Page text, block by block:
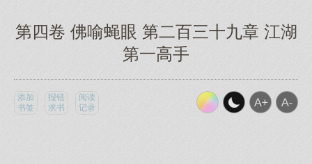
第四卷 佛喻蝇眼 第二百三十九章 江湖
第一高手
添加
书签
报错
求书
阅读
记录